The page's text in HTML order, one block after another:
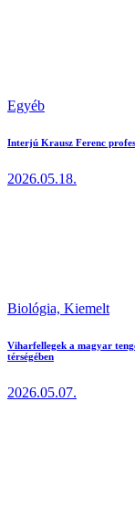
Egyéb
Interjú Krausz Ferenc
2026.05.18.
Biológia, Kiemelt
Viharfellegek a magyar
térségében
2026.05.07.